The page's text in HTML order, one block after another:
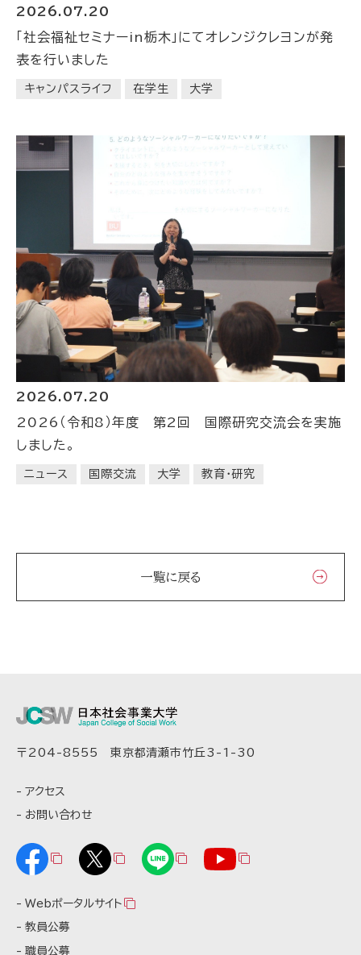
2026.07.20
「社会福祉セミナーin栃木」にてオレンジクレヨンが発
表を行いました
キャンパスライフ 在学生 大学
2026.07.20
2026（令和8）年度 第2回 国際研究交流会を実施
しました。
ニュース 国際交流 大学 教育・研究
一覧に戻る
〒204-8555 東京都清瀬市竹丘3-1-30
アクセス
お問い合わせ
Webポータルサイト
教員公募
職員公募